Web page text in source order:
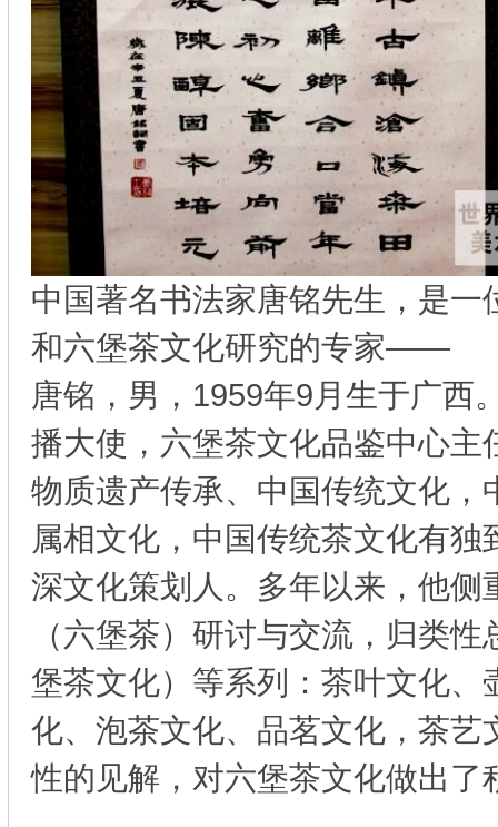
中国著名书法家唐铭先生，是一
和六堡茶文化研究的专家
唐铭，男，1959年9月生于广西
播大使，六堡茶文化品鉴中心主
物质遗产传承、中国传统文化，
属相文化，中国传统茶文化有独
深文化策划人。多年以来，他侧
（六堡茶）研讨与交流，归类
堡茶文化）等系列：茶叶文化、
化、泡茶文化、品茗文化，茶艺
性的见解，对六堡茶文化做出了